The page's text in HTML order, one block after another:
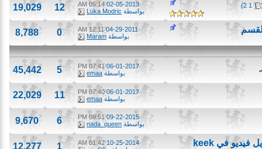
2
)
02-05-2013
05:14 AM
بواسطةLuka Modric
12
19,029
04-29-2011
12:11 AM
بواسطةMaram
0
8,788
06-01-2017
07:41 PM
بواسطةemaa
5
45,442
06-01-2017
07:40 PM
بواسطةemaa
11
22,029
09-22-2015
09:51 PM
بواسطةnada_queen
6
9,670
10-25-2014
01:42 AM
1
12,277